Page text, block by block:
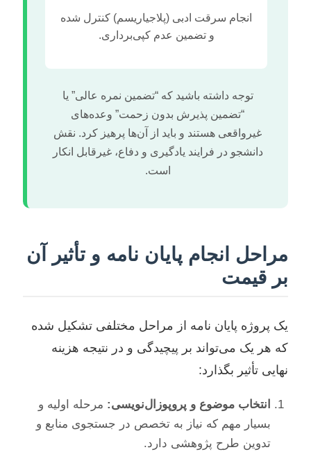
انجام سرقت ادبی (پلاجیاریسم) کنترل شده
و تضمین عدم کپی‌برداری.
توجه داشته باشید که “تضمین نمره عالی” یا
“تضمین پذیرش بدون زحمت” وعده‌های
غیرواقعی هستند و باید از آن‌ها پرهیز کرد. نقش
دانشجو در فرایند یادگیری و دفاع، غیرقابل انکار
است.
مراحل انجام پایان نامه و تأثیر آن
بر قیمت
یک پروژه پایان نامه از مراحل مختلفی تشکیل شده
که هر یک می‌تواند بر پیچیدگی و در نتیجه هزینه
نهایی تأثیر بگذارد:
انتخاب موضوع و پروپوزال‌نویسی: مرحله اولیه و
بسیار مهم که نیاز به تخصص در جستجوی منابع و
تدوین طرح پژوهشی دارد.